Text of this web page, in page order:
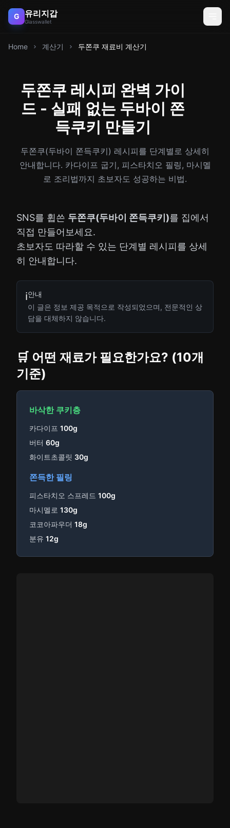
G 유리지갑
Glasswallet
Home 계산기 두쫀쿠 재료비 계산기
두쫀쿠 레시피 완벽 가이
드 - 실패 없는 두바이 쫀
득쿠키 만들기
두쫀쿠(두바이 쫀득쿠키) 레시피를 단계별로 상세히
안내합니다. 카다이프 굽기, 피스타치오 필링, 마시멜
로 조리법까지 초보자도 성공하는 비법.
SNS를 휩쓴 두쫀쿠(두바이 쫀득쿠키)를 집에서
직접 만들어보세요.
초보자도 따라할 수 있는 단계별 레시피를 상세
히 안내합니다.
ℹ️안내
이 글은 정보 제공 목적으로 작성되었으며, 전문적인 상
담을 대체하지 않습니다.
🛒 어떤 재료가 필요한가요? (10개
기준)
바삭한 쿠키층
카다이프 100g
버터 60g
화이트초콜릿 30g
쫀득한 필링
피스타치오 스프레드 100g
마시멜로 130g
코코아파우더 18g
분유 12g